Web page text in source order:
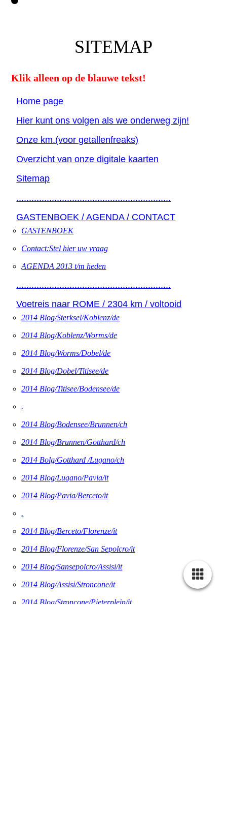
SITEMAP
Klik alleen op de blauwe tekst!
Home page
Hier kunt ons volgen als we onderweg zijn!
Onze km.(voor getallenfreaks)
Overzicht van onze digitale kaarten
Sitemap
.............................................................
GASTENBOEK / AGENDA / CONTACT
GASTENBOEK
Contact:Stel hier uw vraag
AGENDA 2013 t/m heden
.............................................................
Voetreis naar ROME / 2304 km / voltooid
2014 Blog/Sterksel/Koblenz/de
2014 Blog/Koblenz/Worms/de
2014 Blog/Worms/Dobel/de
2014 Blog/Dobel/Titisee/de
2014 Blog/Titisee/Bodensee/de
.
2014 Blog/Bodensee/Brunnen/ch
2014 Blog/Brunnen/Gotthard/ch
2014 Bolg/Gotthard /Lugano/ch
2014 Blog/Lugano/Pavia/it
2014 Blog/Pavia/Berceto/it
.
2014 Blog/Berceto/Florenze/it
2014 Blog/Florenze/San Sepolcro/it
2014 Blog/Sansepolcro/Assisi/it
2014 Blog/Assisi/Stroncone/it
2014 Blog/Stroncone/Pieterplein/it